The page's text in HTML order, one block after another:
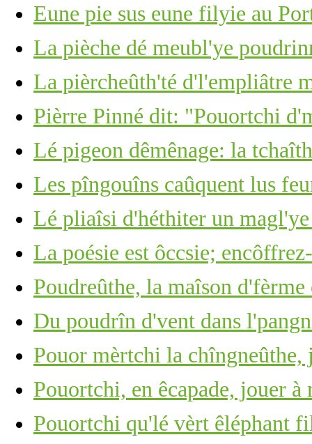
Eune pie sus eune filyie au
La pièche dé meubl'ye
La pièrcheûth'té d'l'empliâtre
Pièrre Pinné dit: "Pouortchi
Lé pigeon dêmênage: la
Les pîngouîns caûquent lus
Lé pliaîsi d'héthiter un
La poésie est ôccsie;
Poudreûthe, la maîson
Du poudrîn d'vent dans
Pouor mèrtchi la chîngneûthe,
Pouortchi, en êcapade, jouer à
Pouortchi qu'lé vèrt êléphant